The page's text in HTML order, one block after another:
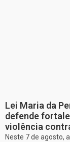
Lei Maria da
defende
violência
Neste 7 de agosto,